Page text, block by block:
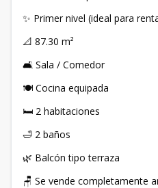
✨ Primer nivel (ideal para
📐 87.30 m²
🛋 Sala / Comedor
🍽 Cocina equipada
🛏 2 habitaciones
🛁 2 baños
🌿 Balcón tipo terraza
🪑 Se vende completamente